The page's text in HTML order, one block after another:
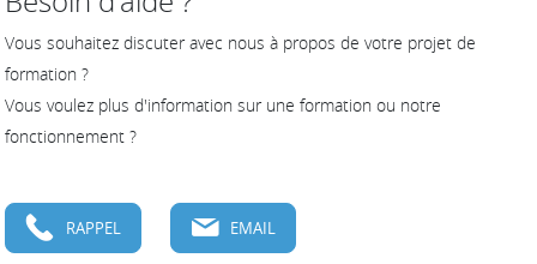
Vous souhaitez discuter avec nous à propos de votre projet de
formation ?
Vous voulez plus d'information sur une formation ou notre
fonctionnement ?
RAPPEL EMAIL